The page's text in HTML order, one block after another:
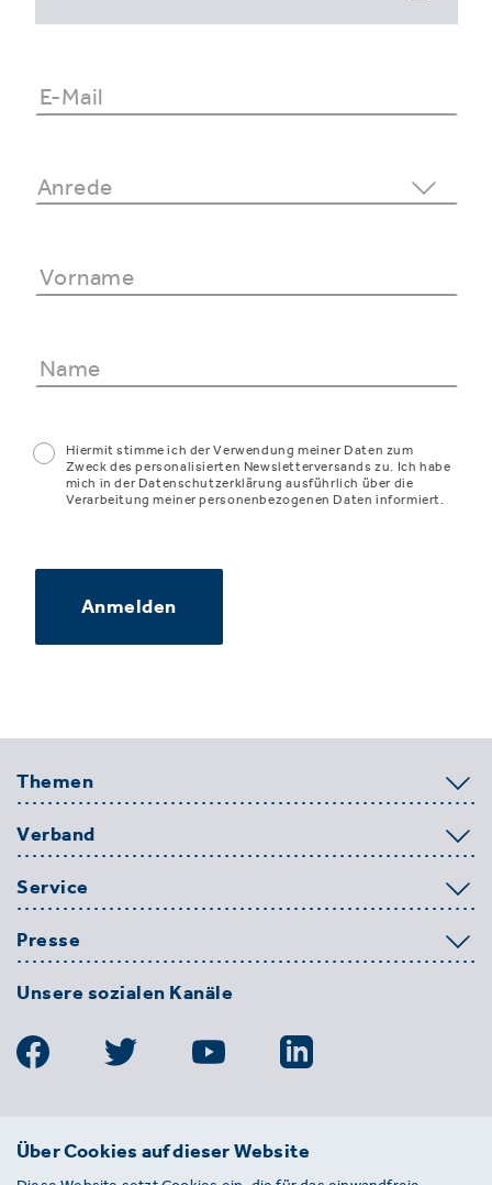
Hiermit stimme ich der Verwendung meiner Daten zum
Zweck des personalisierten Newsletterversands zu. Ich habe
mich in der Datenschutzerklärung ausführlich über die
Verarbeitung meiner personenbezogenen Daten informiert.
Anmelden
Themen
Verband
Service
Presse
Unsere sozialen Kanäle
BDE
Über Cookies auf dieser Website